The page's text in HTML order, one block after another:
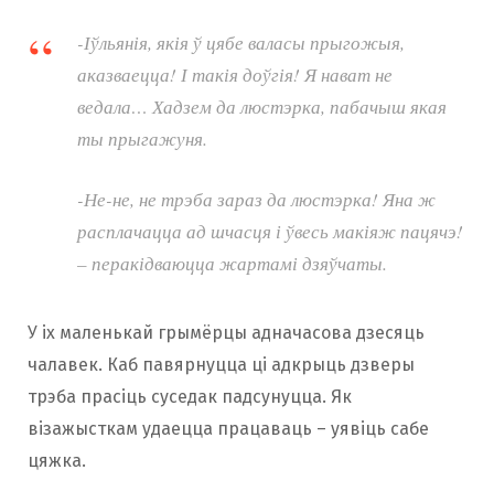
-Іўльянія, якія ў цябе валасы прыгожыя,
аказваецца! І такія доўгія! Я нават не
ведала… Хадзем да люстэрка, пабачыш якая
ты прыгажуня.
-Не-не, не трэба зараз да люстэрка! Яна ж
расплачацца ад шчасця і ўвесь макіяж пацячэ!
– перакідваюцца жартамі дзяўчаты.
У іх маленькай грымёрцы адначасова дзесяць
чалавек. Каб павярнуцца ці адкрыць дзверы
трэба прасіць суседак падсунуцца. Як
візажысткам удаецца працаваць – уявіць сабе
цяжка.